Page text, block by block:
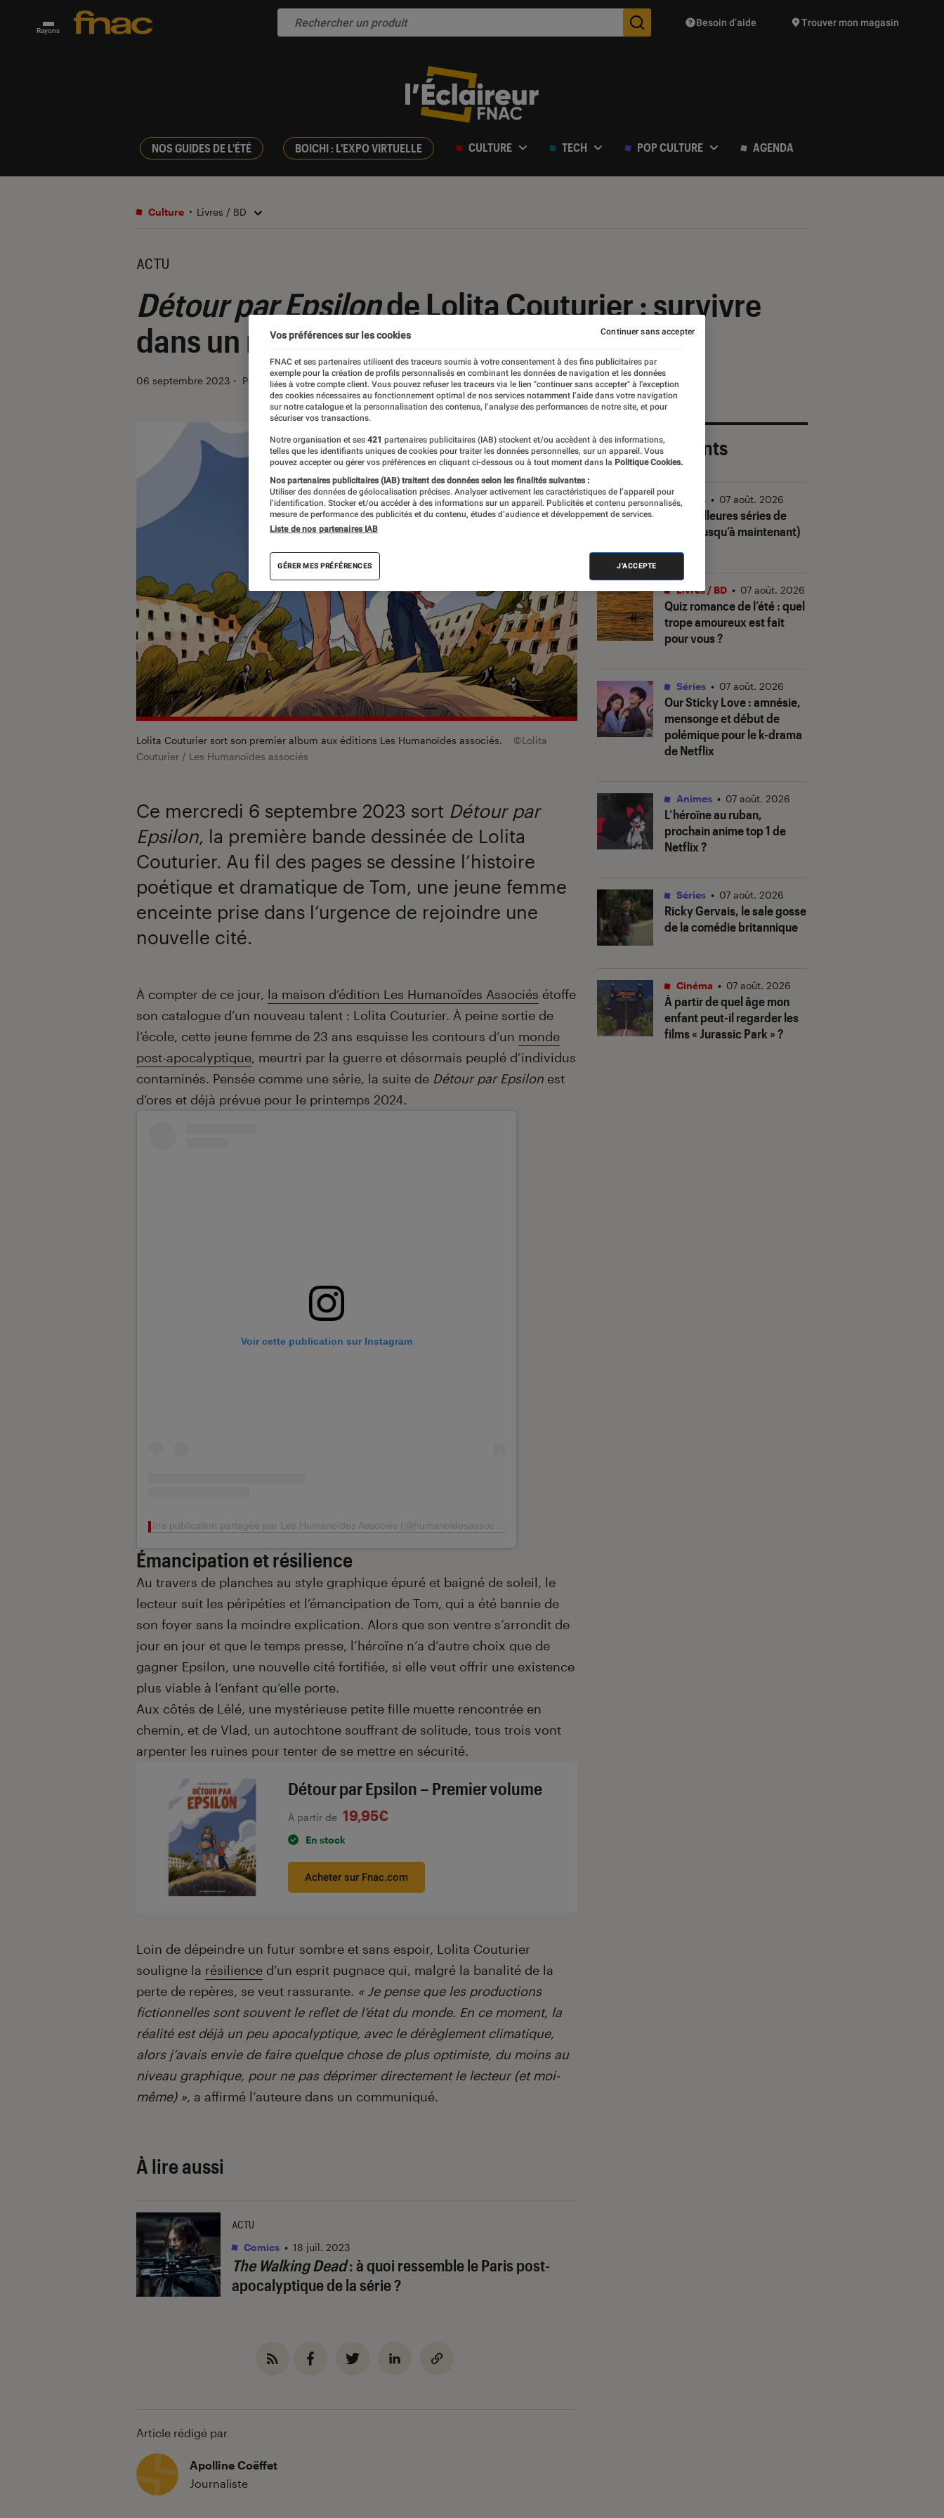
Rayons Des suggestions de produits vont vous être proposées
Besoin d’aide Trouver mon magasin
NOS GUIDES DE L'ÉTÉ BOICHI : L'EXPO VIRTUELLE CULTURE TECH POP CULTURE AGENDA
Culture Livres / BD
ACTU
Détour par Epsilonde Lolita Couturier : survivre
dans un monde post-apocalyptique
06 septembre 2023 ・ Par Apolline Coëffet
Lolita Couturier sort son premier album aux éditions Les Humanoïdes associés.
©Lolita
Couturier / Les Humanoïdes associés
Ce mercredi 6 septembre 2023 sort Détour par
Epsilon, la première bande dessinée de Lolita
Couturier. Au fil des pages se dessine l’histoire
poétique et dramatique de Tom, une jeune femme
enceinte prise dans l’urgence de rejoindre une
nouvelle cité.
Introduction
À compter de ce jour, la maison d’édition Les Humanoïdes Associés étoffe
son catalogue d’un nouveau talent : Lolita Couturier. À peine sortie de
l’école, cette jeune femme de 23 ans esquisse les contours d’un monde
post-apocalyptique, meurtri par la guerre et désormais peuplé d’individus
contaminés. Pensée comme une série, la suite de Détour par Epsilon est
d’ores et déjà prévue pour le printemps 2024.
Voir cette publication sur Instagram
Une publication partagée par Les Humanoïdes Associés (@humanoidesassocies)
Émancipation et résilience
Au travers de planches au style graphique épuré et baigné de soleil, le
lecteur suit les péripéties et l’émancipation de Tom, qui a été bannie de
son foyer sans la moindre explication. Alors que son ventre s’arrondit de
jour en jour et que le temps presse, l’héroïne n’a d’autre choix que de
gagner Epsilon, une nouvelle cité fortifiée, si elle veut offrir une existence
plus viable à l’enfant qu’elle porte.
Aux côtés de Lélé, une mystérieuse petite fille muette rencontrée en
chemin, et de Vlad, un autochtone souffrant de solitude, tous trois vont
arpenter les ruines pour tenter de se mettre en sécurité.
Détour par Epsilon – Premier volume
À partir de 19,95€
En stock
Acheter sur Fnac.com
Loin de dépeindre un futur sombre et sans espoir, Lolita Couturier
souligne la résilience d’un esprit pugnace qui, malgré la banalité de la
perte de repères, se veut rassurante. « Je pense que les productions
fictionnelles sont souvent le reflet de l’état du monde. En ce moment, la
réalité est déjà un peu apocalyptique, avec le dérèglement climatique,
alors j’avais envie de faire quelque chose de plus optimiste, du moins au
niveau graphique, pour ne pas déprimer directement le lecteur (et moi-
même) », a affirmé l’auteure dans un communiqué.
À lire aussi
The Walking Dead: à quoi ressemble le Paris post-
apocalyptique de la série ?
ACTU
Comics • 18 juil. 2023
Article rédigé par
Apolline Coëffet
Journaliste
Les plus récents
Les meilleures séries de
2026 (jusqu’à maintenant)
Séries • 07 août. 2026
Quiz romance de l’été : quel
trope amoureux est fait
pour vous ?
Livres / BD • 07 août. 2026
Our Sticky Love: amnésie,
mensonge et début de
polémique pour le k-drama
de Netflix
Séries • 07 août. 2026
L’héroïne au ruban,
prochain anime top 1 de
Netflix ?
Animes • 07 août. 2026
Ricky Gervais, le sale gosse
de la comédie britannique
Séries • 07 août. 2026
À partir de quel âge mon
enfant peut-il regarder les
films « Jurassic Park » ?
Cinéma • 07 août. 2026
Vos préférences sur les cookies
FNAC et ses partenaires utilisent des traceurs soumis à votre consentement à des fins publicitaires par
exemple pour la création de profils personnalisés en combinant les données de navigation et les données
liées à votre compte client. Vous pouvez refuser les traceurs via le lien "continuer sans accepter" à l’exception
des cookies nécessaires au fonctionnement optimal de nos services notamment l’aide dans votre navigation
sur notre catalogue et la personnalisation des contenus, l’analyse des performances de notre site, et pour
sécuriser vos transactions.
Notre organisation et ses 421 partenaires publicitaires (IAB) stockent et/ou accèdent à des informations,
telles que les identifiants uniques de cookies pour traiter les données personnelles, sur un appareil. Vous
pouvez accepter ou gérer vos préférences en cliquant ci-dessous ou à tout moment dans la Politique Cookies.
Nos partenaires publicitaires (IAB) traitent des données selon les finalités suivantes :
Utiliser des données de géolocalisation précises. Analyser activement les caractéristiques de l’appareil pour
l’identification. Stocker et/ou accéder à des informations sur un appareil. Publicités et contenu personnalisés,
mesure de performance des publicités et du contenu, études d’audience et développement de services.
Liste de nos partenaires IAB
GÉRER MES PRÉFÉRENCES J'ACCEPTE
Continuer sans accepter